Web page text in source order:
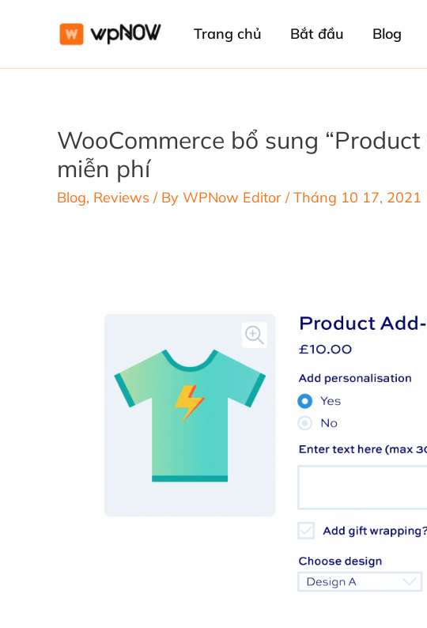
Trang chủ Bắt đầu Blog
WooCommerce bổ sung
miễn phí
Blog, Reviews / By WPNow Editor /Tháng 10 17, 2021